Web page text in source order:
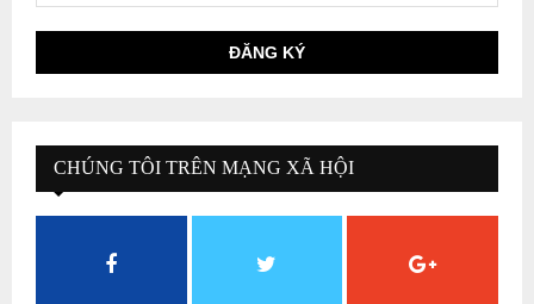
CHÚNG TÔI TRÊN MẠNG XÃ HỘI